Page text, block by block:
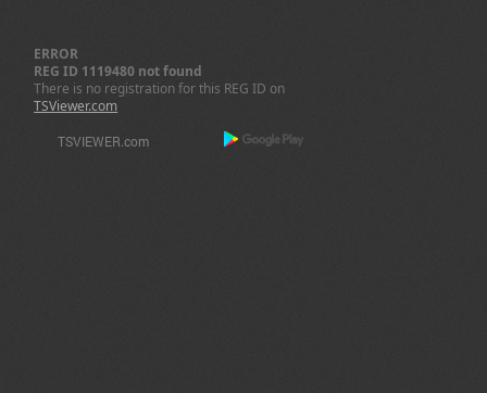
ERROR
REG ID 1119480 not found
There is no registration for this REG ID on
TSViewer.com